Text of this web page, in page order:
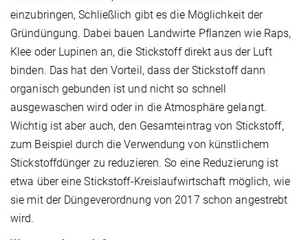
einzubringen, Schließlich gibt es die Möglichkeit der
Gründüngung. Dabei bauen Landwirte Pflanzen wie Raps,
Klee oder Lupinen an, die Stickstoff direkt aus der Luft
binden. Das hat den Vorteil, dass der Stickstoff dann
organisch gebunden ist und nicht so schnell
ausgewaschen wird oder in die Atmosphäre gelangt.
Wichtig ist aber auch, den Gesamteintrag von Stickstoff,
zum Beispiel durch die Verwendung von künstlichem
Stickstoffdünger zu reduzieren. So eine Reduzierung ist
etwa über eine Stickstoff-Kreislaufwirtschaft möglich, wie
sie mit der Düngeverordnung von 2017 schon angestrebt
wird.